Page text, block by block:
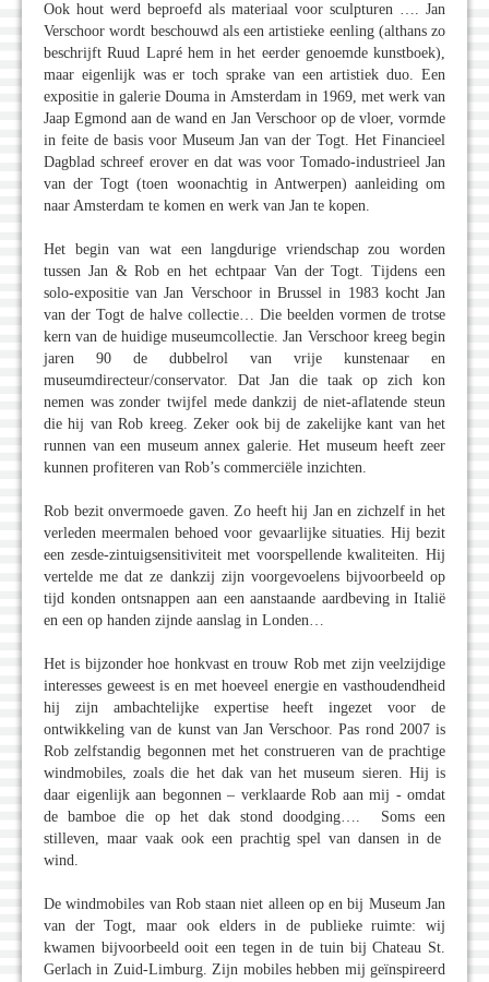
Ook hout werd beproefd als materiaal voor sculpturen …. Jan
Verschoor wordt beschouwd als een artistieke eenling (althans zo
beschrijft Ruud Lapré hem in het eerder genoemde kunstboek),
maar eigenlijk was er toch sprake van een artistiek duo. Een
expositie in galerie Douma in Amsterdam in 1969, met werk van
Jaap Egmond aan de wand en Jan Verschoor op de vloer, vormde
in feite de basis voor Museum Jan van der Togt. Het Financieel
Dagblad schreef erover en dat was voor Tomado-industrieel Jan
van der Togt (toen woonachtig in Antwerpen) aanleiding om
naar Amsterdam te komen en werk van Jan te kopen.
Het begin van wat een langdurige vriendschap zou worden
tussen Jan & Rob en het echtpaar Van der Togt. Tijdens een
solo-expositie van Jan Verschoor in Brussel in 1983 kocht Jan
van der Togt de halve collectie… Die beelden vormen de trotse
kern van de huidige museumcollectie. Jan Verschoor kreeg begin
jaren 90 de dubbelrol van vrije kunstenaar en
museumdirecteur/conservator. Dat Jan die taak op zich kon
nemen was zonder twijfel mede dankzij de niet-aflatende steun
die hij van Rob kreeg. Zeker ook bij de zakelijke kant van het
runnen van een museum annex galerie. Het museum heeft zeer
kunnen profiteren van Rob’s commerciële inzichten.
Rob bezit onvermoede gaven. Zo heeft hij Jan en zichzelf in het
verleden meermalen behoed voor gevaarlijke situaties. Hij bezit
een zesde-zintuigsensitiviteit met voorspellende kwaliteiten. Hij
vertelde me dat ze dankzij zijn voorgevoelens bijvoorbeeld op
tijd konden ontsnappen aan een aanstaande aardbeving in Italië
en een op handen zijnde aanslag in Londen…
Het is bijzonder hoe honkvast en trouw Rob met zijn veelzijdige
interesses geweest is en met hoeveel energie en vasthoudendheid
hij zijn ambachtelijke expertise heeft ingezet voor de
ontwikkeling van de kunst van Jan Verschoor. Pas rond 2007 is
Rob zelfstandig begonnen met het construeren van de prachtige
windmobiles, zoals die het dak van het museum sieren. Hij is
daar eigenlijk aan begonnen – verklaarde Rob aan mij - omdat
de bamboe die op het dak stond doodging…. Soms een
stilleven, maar vaak ook een prachtig spel van dansen in de
wind.
De windmobiles van Rob staan niet alleen op en bij Museum Jan
van der Togt, maar ook elders in de publieke ruimte: wij
kwamen bijvoorbeeld ooit een tegen in de tuin bij Chateau St.
Gerlach in Zuid-Limburg. Zijn mobiles hebben mij geïnspireerd